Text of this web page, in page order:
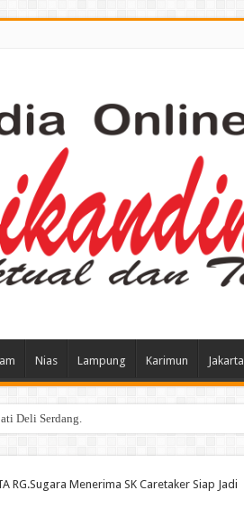
Nias Lampung Karimun Jakarta
Deli Serdang.
RG.Sugara Menerima SK Caretaker Siap Jadi